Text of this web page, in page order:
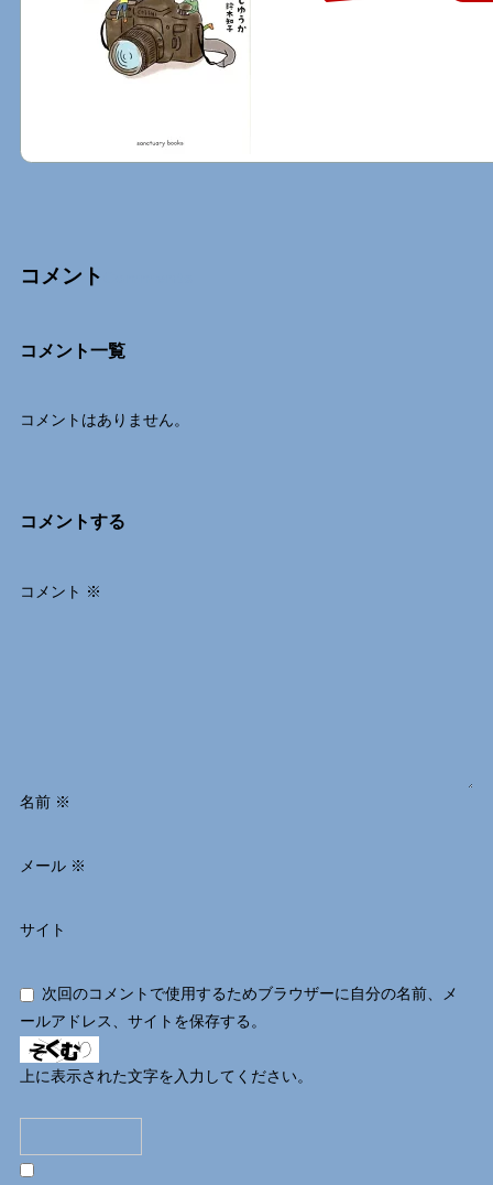
コメント
コメント一覧
コメントはありません。
コメントする
コメント ※
名前 ※
メール ※
サイト
次回のコメントで使用するためブラウザーに自分の名前、メ
ールアドレス、サイトを保存する。
上に表示された文字を入力してください。